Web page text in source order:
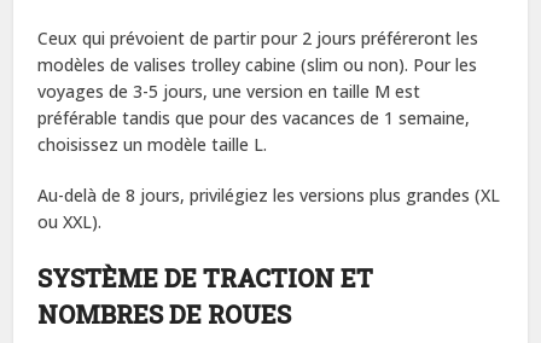
Ceux qui prévoient de partir pour 2 jours préféreront les
modèles de valises trolley cabine (slim ou non). Pour les
voyages de 3-5 jours, une version en taille M est
préférable tandis que pour des vacances de 1 semaine,
choisissez un modèle taille L.
Au-delà de 8 jours, privilégiez les versions plus grandes (XL
ou XXL).
SYSTÈME DE TRACTION ET
NOMBRES DE ROUES